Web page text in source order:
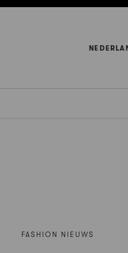
FASHION NIEUWS